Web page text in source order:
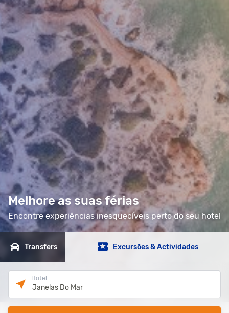
Melhore as suas férias
Encontre experiências inesquecíveis perto do seu hotel
Transfers Excursões & Actividades
Hotel
Janelas Do Mar